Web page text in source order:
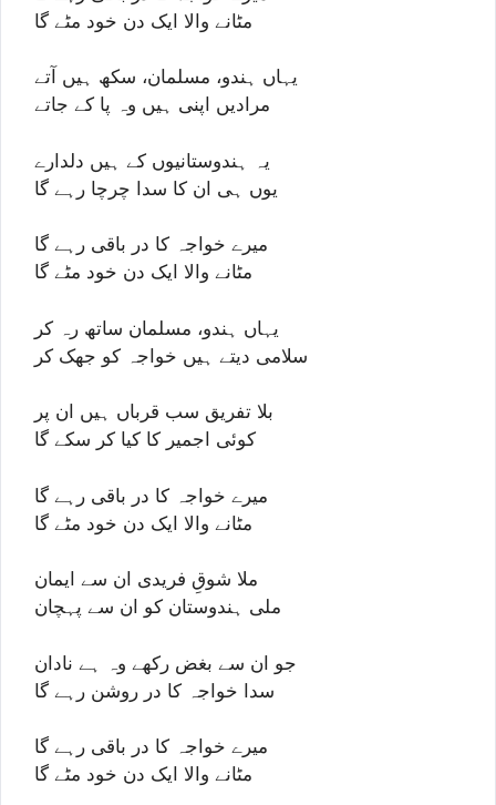
مٹانے والا ایک دن خود مٹے گا
یہاں ہندو، مسلمان، سکھ ہیں آتے
مرادیں اپنی ہیں وہ پا کے جاتے
یہ ہندوستانیوں کے ہیں دلدارے
یوں ہی ان کا سدا چرچا رہے گا
میرے خواجہ کا در باقی رہے گا
مٹانے والا ایک دن خود مٹے گا
یہاں ہندو، مسلمان ساتھ رہ کر
سلامی دیتے ہیں خواجہ کو جھک کر
بلا تفریق سب قرباں ہیں ان پر
کوئی اجمیر کا کیا کر سکے گا
میرے خواجہ کا در باقی رہے گا
مٹانے والا ایک دن خود مٹے گا
ملا شوقِ فریدی ان سے ایمان
ملی ہندوستان کو ان سے پہچان
جو ان سے بغض رکھے وہ ہے نادان
سدا خواجہ کا در روشن رہے گا
میرے خواجہ کا در باقی رہے گا
مٹانے والا ایک دن خود مٹے گا